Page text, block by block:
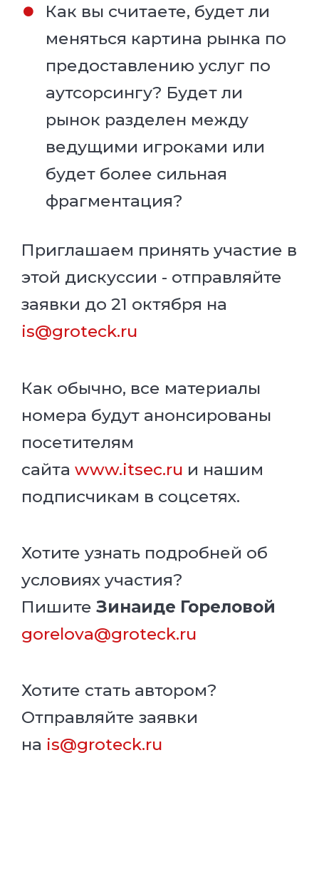
Как вы считаете, будет ли
меняться картина рынка по
предоставлению услуг по
аутсорсингу? Будет ли
рынок разделен между
ведущими игроками или
будет более сильная
фрагментация?
Приглашаем принять участие в
этой дискуссии - отправляйте
заявки до 21 октября на
is@groteck.ru
Как обычно, все материалы
номера будут анонсированы
посетителям
сайта www.itsec.ru и нашим
подписчикам в соцсетях.
Хотите узнать подробней об
условиях участия?
Пишите Зинаиде Гореловой
gorelova@groteck.ru
Хотите стать автором?
Отправляйте заявки
на is@groteck.ru